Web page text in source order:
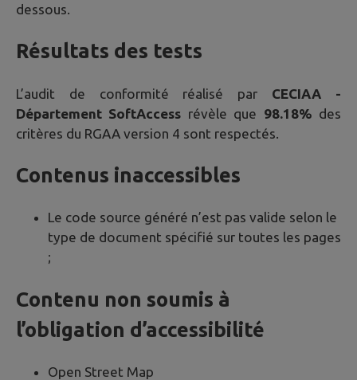
dessous.
Résultats des tests
L’audit de conformité réalisé par CECIAA -
Département SoftAccess révèle que 98.18% des
critères du RGAA version 4 sont respectés.
Contenus inaccessibles
Le code source généré n’est pas valide selon le
type de document spécifié sur toutes les pages
;
Contenu non soumis à
l’obligation d’accessibilité
Open Street Map